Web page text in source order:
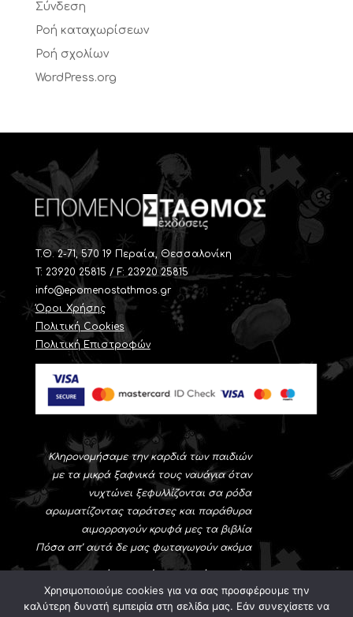
Σύνδεση
Ροή καταχωρίσεων
Ροή σχολίων
WordPress.org
T.Θ. 2-71, 570 19 Περαία, Θεσσαλονίκη
Τ: 23920 25815 / F: 23920 25815
info@epomenostathmos.gr
Όροι Χρήσης
Πολιτική Cookies
Πολιτική Επιστροφών
Κληρονομήσαμε την καρδιά των παιδιών
με τα μικρά ξαφνικά τους ναυάγια όταν
νυχτώνει ξεφυλλίζονται σα ρόδα
αρωματίζοντας ταράτσες και παράθυρα
αιμορραγούν κρυφά μες τα βιβλία
Πόσα απ’ αυτά δε μας φωταγωγούν ακόμα
Νίκος-Αλέξης Ασλάνογλου
(Θεσσαλονίκη 1931-Αθήνα 1996)
Χρησιμοποιούμε cookies για να σας προσφέρουμε την
καλύτερη δυνατή εμπειρία στη σελίδα μας. Εάν συνεχίσετε να